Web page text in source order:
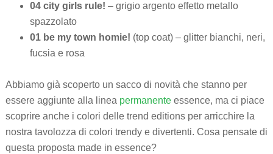
04 city girls rule! – grigio argento effetto metallo
spazzolato
01 be my town homie! (top coat) – glitter bianchi, neri,
fucsia e rosa
Abbiamo già scoperto un sacco di novità che stanno per
essere aggiunte alla linea permanenteessence, ma ci piace
scoprire anche i colori delle trend editions per arricchire la
nostra tavolozza di colori trendy e divertenti. Cosa pensate di
questa proposta made in essence?